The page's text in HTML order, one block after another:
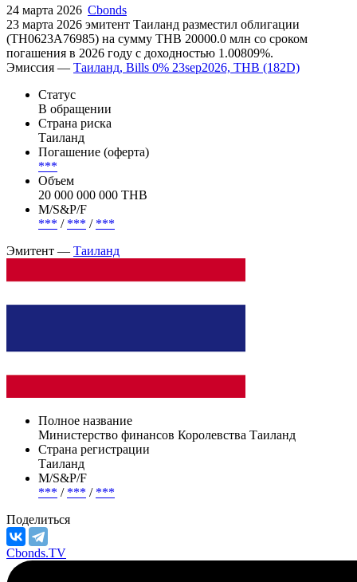
году
24 марта 2026 Cbonds
(TH0623A76985) на сумму THB 20000.0 млн со сроком
погашения в 2026 году с доходностью 1.00809%.
Эмиссия —Таиланд, Bills 0% 23sep2026, THB (182D)
Статус
В обращении
Страна риска
Таиланд
Погашение (оферта)
***
20 000 000 000 THB
***/***/***
Эмитент —Таиланд
Полное название
Министерство финансов Королевства Таиланд
Таиланд
М/S&P/F
***/
Поделиться